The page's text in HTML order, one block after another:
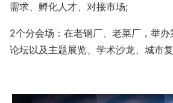
需求、孵化人才、对接市场;
2个分会场：在老钢厂、老菜厂，举
论坛以及主题展览、学术沙龙、城市